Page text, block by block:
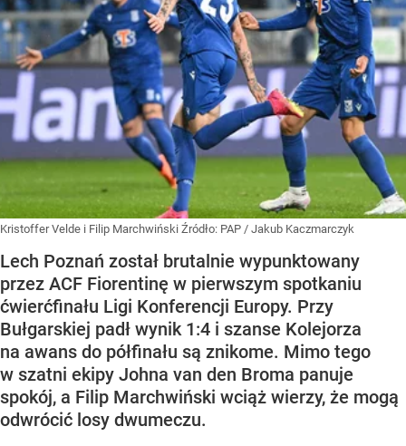
Kristoffer Velde i Filip Marchwiński Źródło: PAP / Jakub Kaczmarczyk
Lech Poznań został brutalnie wypunktowany
przez ACF Fiorentinę w pierwszym spotkaniu
ćwierćfinału Ligi Konferencji Europy. Przy
Bułgarskiej padł wynik 1:4 i szanse Kolejorza
na awans do półfinału są znikome. Mimo tego
w szatni ekipy Johna van den Broma panuje
spokój, a Filip Marchwiński wciąż wierzy, że mogą
odwrócić losy dwumeczu.